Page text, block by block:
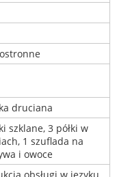
druciana
szklane, 3 półki w
1 szuflada na
i owoce